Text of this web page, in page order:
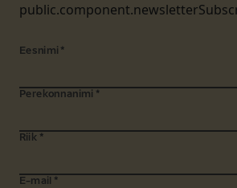
Eesnimi *
Perekonnanimi *
Riik *
E-mail *